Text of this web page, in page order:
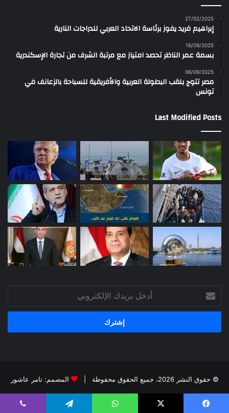
27/02/2025
إبراهيم فريد يفوز برئاسة الاتحاد العربي للدراجات النارية
16/09/2025
بسمة عمر الناظر تحصد امتياز مع مرتبة الشرف من تجارة الإسكندرية
06/09/2025
مصر تتوج بلقب البطولة العربية والأفريقية للسباحة بالزعانف في
تونس
Last Modified Posts
بريدك
الإلكتروني
© حقوق النشر 2026، جميع الحقوق محفوظة | المصمم: تامر عاشور
فيسبوكX يوتيوبانستقرام